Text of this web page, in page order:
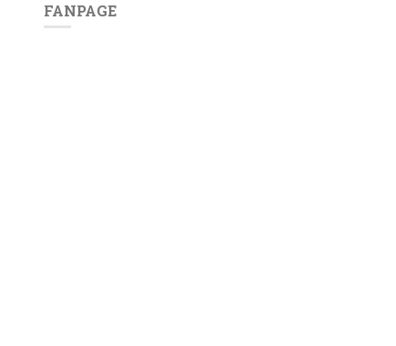
FANPAGE